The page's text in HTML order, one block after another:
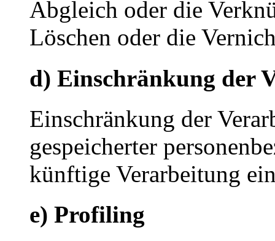
Abgleich oder die
Löschen oder die
d) Einschränkung der
Einschränkung der
gespeicherter
künftige Verarbeitung
e) Profiling